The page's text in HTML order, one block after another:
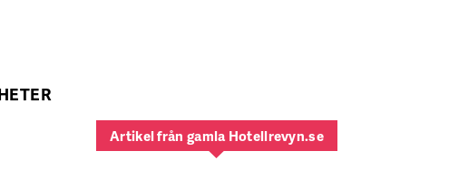
Artikel från gamla Hotellrevyn.se